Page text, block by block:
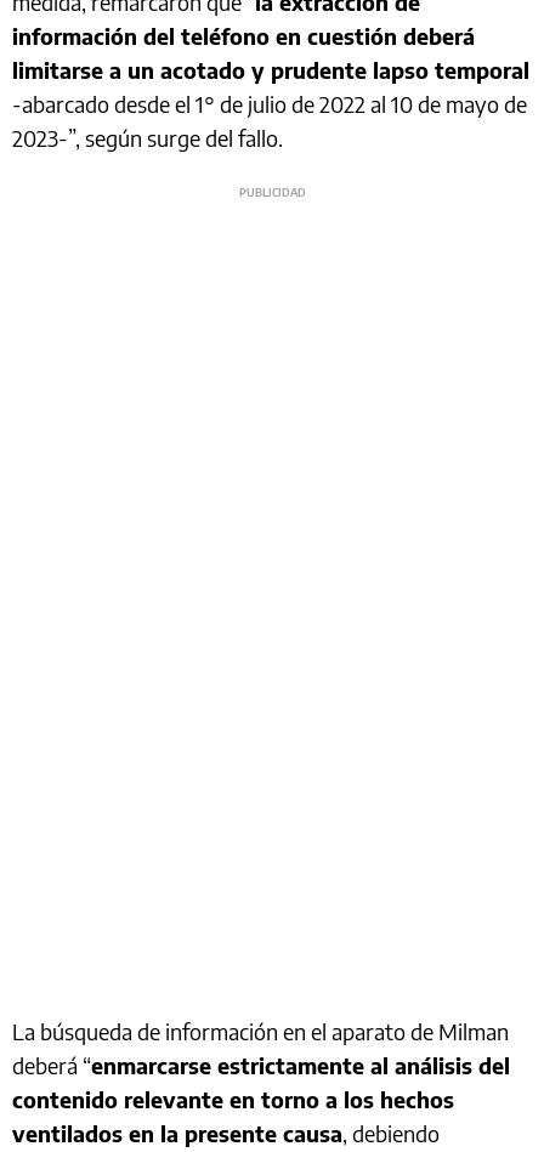
información del teléfono en cuestión deberá
limitarse a un acotado y prudente lapso temporal
-abarcado desde el 1° de julio de 2022 al 10 de mayo de
2023-”, según surge del fallo.
La búsqueda de información en el aparato de Milman
deberá “enmarcarse estrictamente al análisis del
contenido relevante en torno a los hechos
ventilados en la presente causa, debiendo